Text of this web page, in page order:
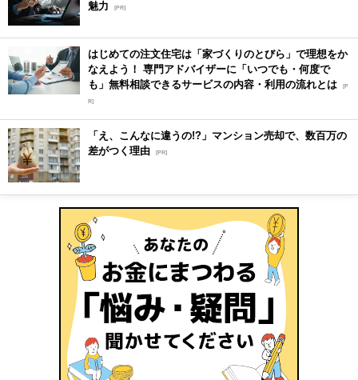
魅力
[PR]
はじめての注文住宅は「家づくりのとびら」で理想をか
なえよう！ 専門アドバイザーに「いつでも・何度で
も」無料相談できるサービスの内容・利用の流れとは [P
R]
「え、こんなに違うの!?」マンション売却で、数百万の
差がつく理由 [PR]